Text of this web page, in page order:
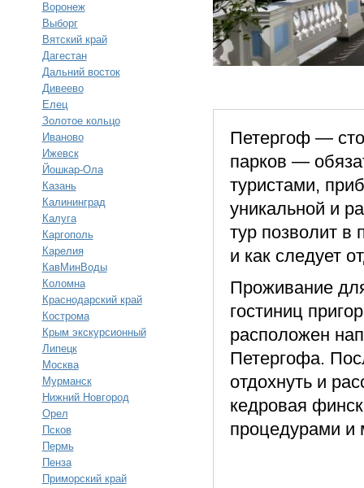
Воронеж
Выборг
Вятский край
Дагестан
Дальний восток
Дивеево
Елец
Золотое кольцо
Иваново
Ижевск
Йошкар-Ола
Казань
Калининград
Калуга
Каргополь
Карелия
КавМинВоды
Коломна
Краснодарский край
Кострома
Крым экскурсионный
Липецк
Москва
Мурманск
Нижний Новгород
Орел
Псков
Пермь
Пенза
Приморский край
Петергоф —
парков —
туристами,
уникальной и
тур позволит в
и как следует
Проживание
гостиниц
расположен
Петергофа.
отдохнуть и
кедровая
процедурами и